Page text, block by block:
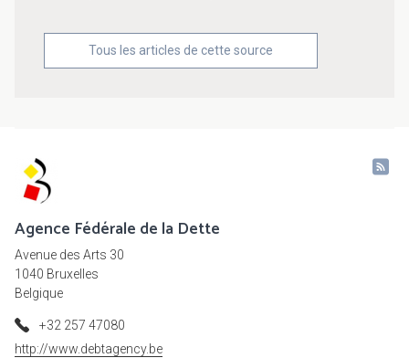
Tous les articles de cette source
Agence Fédérale de la Dette
Avenue des Arts 30
1040 Bruxelles
Belgique
+32 257 47080
http://www.debtagency.be